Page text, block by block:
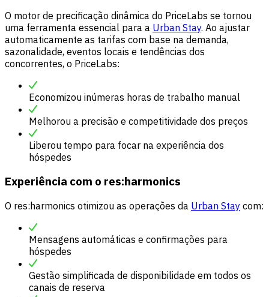
O motor de precificação dinâmica do PriceLabs se tornou
uma ferramenta essencial para a Urban Stay. Ao ajustar
automaticamente as tarifas com base na demanda,
sazonalidade, eventos locais e tendências dos
concorrentes, o PriceLabs:
Economizou inúmeras horas de trabalho manual
Melhorou a precisão e competitividade dos preços
Liberou tempo para focar na experiência dos
hóspedes
Experiência com o res:harmonics
O res:harmonics otimizou as operações da Urban Stay com:
Mensagens automáticas e confirmações para
hóspedes
Gestão simplificada de disponibilidade em todos os
canais de reserva